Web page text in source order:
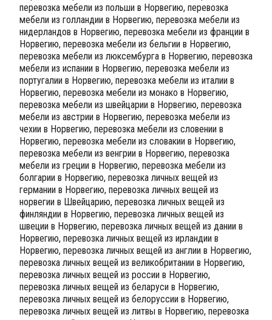
перевозка мебели из польши в Норвегию, перевозка
мебели из голландии в Норвегию, перевозка мебели из
нидерландов в Норвегию, перевозка мебели из франции в
Норвегию, перевозка мебели из бельгии в Норвегию,
перевозка мебели из люксембурга в Норвегию, перевозка
мебели из испании в Норвегию, перевозка мебели из
португалии в Норвегию, перевозка мебели из италии в
Норвегию, перевозка мебели из монако в Норвегию,
перевозка мебели из швейцарии в Норвегию, перевозка
мебели из австрии в Норвегию, перевозка мебели из
чехии в Норвегию, перевозка мебели из словении в
Норвегию, перевозка мебели из словакии в Норвегию,
перевозка мебели из венгрии в Норвегию, перевозка
мебели из греции в Норвегию, перевозка мебели из
болгарии в Норвегию, перевозка личных вещей из
германии в Норвегию, перевозка личных вещей из
норвегии в Швейцарию, перевозка личных вещей из
финляндии в Норвегию, перевозка личных вещей из
швеции в Норвегию, перевозка личных вещей из дании в
Норвегию, перевозка личных вещей из ирландии в
Норвегию, перевозка личных вещей из англии в Норвегию,
перевозка личных вещей из великобритании в Норвегию,
перевозка личных вещей из россии в Норвегию,
перевозка личных вещей из беларуси в Норвегию,
перевозка личных вещей из белоруссии в Норвегию,
перевозка личных вещей из литвы в Норвегию, перевозка